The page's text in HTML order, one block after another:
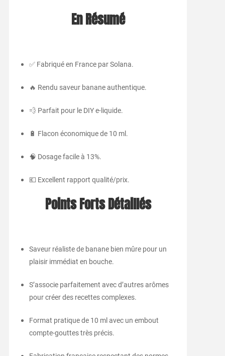
En Résumé
✅ Fabriqué en France par Solana.
🔥 Rendu saveur banane authentique.
💨 Parfait pour le DIY e-liquide.
🔋 Flacon économique de 10 ml.
🧠 Dosage facile à 13%.
💶 Excellent rapport qualité/prix.
Points Forts Détaillés
Saveur réaliste de banane bien mûre pour un
plaisir immédiat en bouche.
S’associe parfaitement avec d’autres arômes
pour créer des recettes complexes.
Format pratique de 10 ml avec un embout
compte-gouttes très précis.